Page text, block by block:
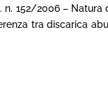
152/2006 –
tra discarica